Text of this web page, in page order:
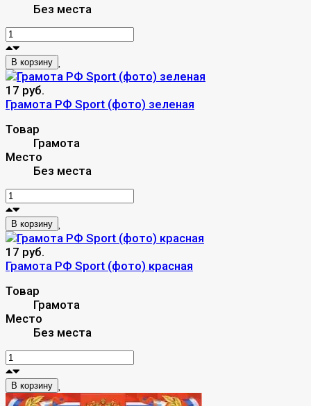
Без места
В корзину
17 руб.
Грамота РФ Sport (фото) зеленая
Товар
Грамота
Место
Без места
В корзину
17 руб.
Грамота РФ Sport (фото) красная
Товар
Грамота
Место
Без места
В корзину